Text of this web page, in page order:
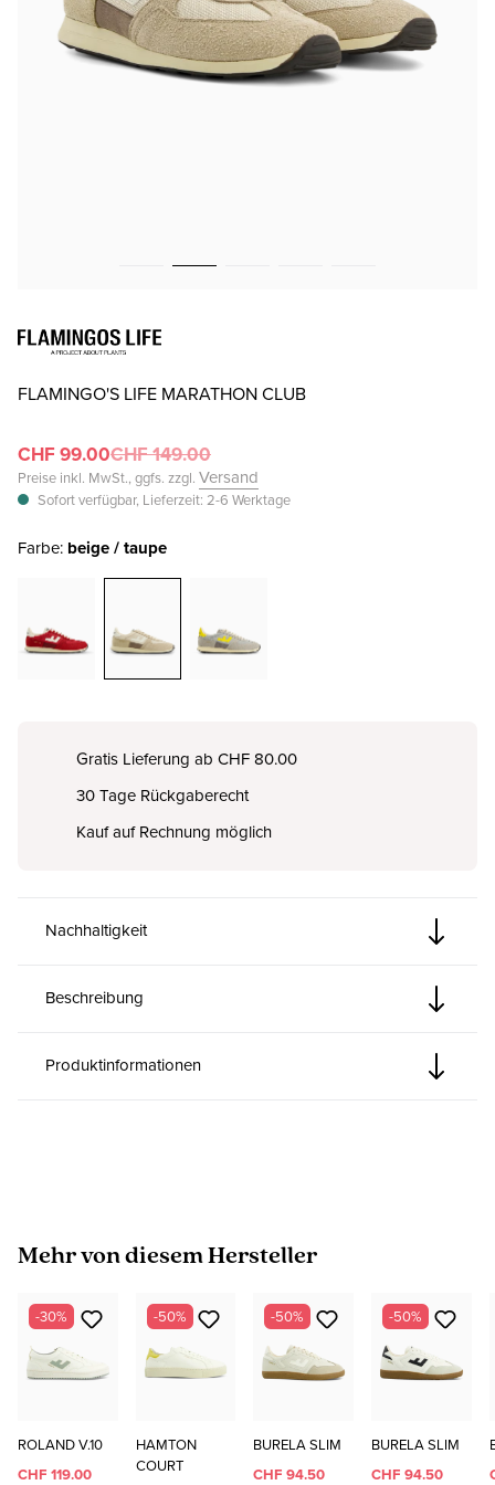
FLAMINGO'S LIFE MARATHON CLUB
CHF 99.00CHF 149.00
Preise inkl. MwSt., ggfs. zzgl. Versand
Sofort verfügbar, Lieferzeit: 2-6 Werktage
Farbe: beige / taupe
Gratis Lieferung ab CHF 80.00
30 Tage Rückgaberecht
Kauf auf Rechnung möglich
Nachhaltigkeit
Beschreibung
Produktinformationen
Produktgalerie überspringen
Mehr von diesem Hersteller
-30%
ROLAND V.10
CHF 119.00
-50%
HAMTON
COURT
-50%
BURELA SLIM
CHF 94.50
-50%
BURELA SLIM
CHF 94.50